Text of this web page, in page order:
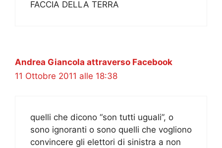
FACCIA DELLA TERRA
Andrea Giancola attraverso Facebook
11 Ottobre 2011 alle 18:38
quelli che dicono “son tutti uguali”, o
sono ignoranti o sono quelli che vogliono
convincere gli elettori di sinistra a non